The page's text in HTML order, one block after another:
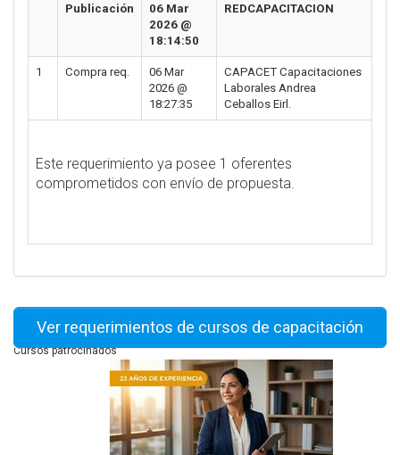
Publicación
06 Mar
2026 @
18:14:50
REDCAPACITACION
1 Compra req.
06 Mar
2026 @
18:27:35
CAPACET Capacitaciones
Laborales Andrea
Ceballos Eirl.
Este requerimiento ya posee 1 oferentes
comprometidos con envío de propuesta.
Ver requerimientos de cursos de capacitación
Cursos patrocinados